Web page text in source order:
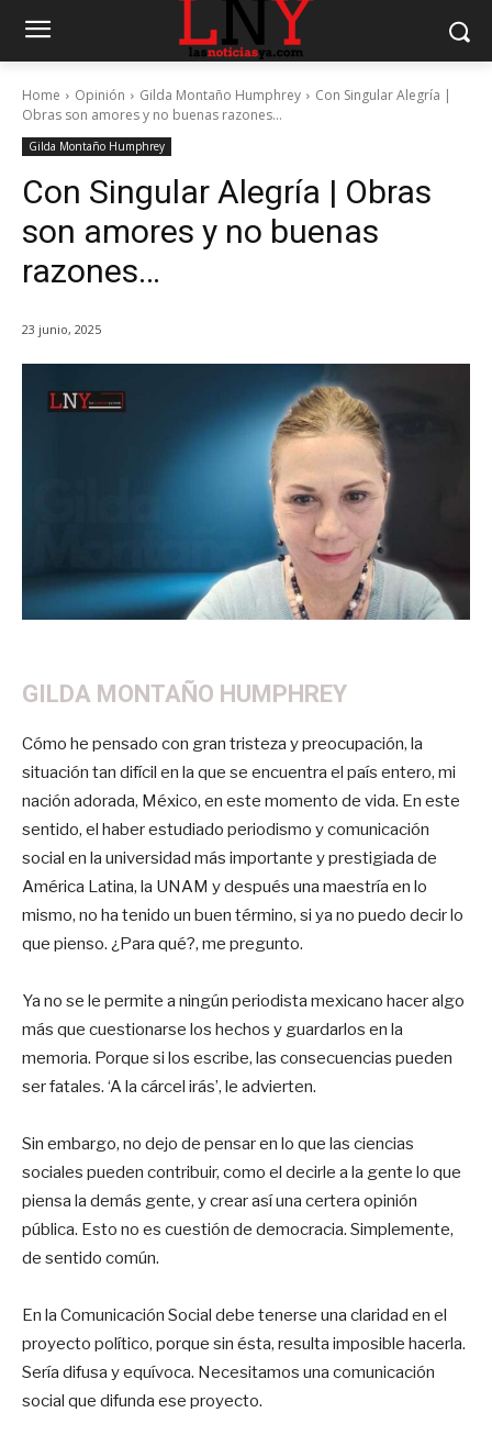
Home Opinión Gilda Montaño Humphrey
Con Singular Alegría |
Obras son amores y no buenas razones…
Gilda Montaño Humphrey
Con Singular Alegría | Obras
son amores y no buenas
razones…
23 junio, 2025
GILDA MONTAÑO HUMPHREY
Cómo he pensado con gran tristeza y preocupación, la
situación tan difícil en la que se encuentra el país entero, mi
nación adorada, México, en este momento de vida. En este
sentido, el haber estudiado periodismo y comunicación
social en la universidad más importante y prestigiada de
América Latina, la UNAM y después una maestría en lo
mismo, no ha tenido un buen término, si ya no puedo decir lo
que pienso. ¿Para qué?, me pregunto.
Ya no se le permite a ningún periodista mexicano hacer algo
más que cuestionarse los hechos y guardarlos en la
memoria. Porque si los escribe, las consecuencias pueden
ser fatales. ‘A la cárcel irás’, le advierten.
Sin embargo, no dejo de pensar en lo que las ciencias
sociales pueden contribuir, como el decirle a la gente lo que
piensa la demás gente, y crear así una certera opinión
pública. Esto no es cuestión de democracia. Simplemente,
de sentido común.
En la Comunicación Social debe tenerse una claridad en el
proyecto político, porque sin ésta, resulta imposible hacerla.
Sería difusa y equívoca. Necesitamos una comunicación
social que difunda ese proyecto.